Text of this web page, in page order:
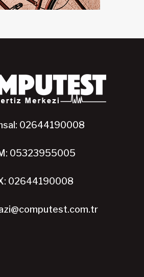
02644190008
05323955005
02644190008